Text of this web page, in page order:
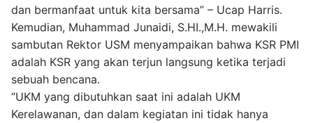
dan bermanfaat untuk kita bersama” – Ucap Harris.
Kemudian, Muhammad Junaidi, S.HI.,M.H. mewakili
sambutan Rektor USM menyampaikan bahwa KSR PMI
adalah KSR yang akan terjun langsung ketika terjadi
sebuah bencana.
“UKM yang dibutuhkan saat ini adalah UKM
Kerelawanan, dan dalam kegiatan ini tidak hanya